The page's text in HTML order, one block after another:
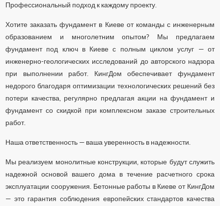
Профессиональный подход к каждому проекту.
Хотите заказать фундамент в Киеве от команды с инженерным
образованием и многолетним опытом? Мы предлагаем
фундамент под ключ в Киеве с полным циклом услуг — от
инженерно-геологических исследований до авторского надзора
при выполнении работ. КингДом обеспечивает фундамент
недорого благодаря оптимизации технологических решений без
потери качества, регулярно предлагая акции на фундамент и
фундамент со скидкой при комплексном заказе строительных
работ.
Наша ответственность — ваша уверенность в надежности.
Мы реализуем монолитные конструкции, которые будут служить
надежной основой вашего дома в течение расчетного срока
эксплуатации сооружения. Бетонные работы в Киеве от КингДом
— это гарантия соблюдения европейских стандартов качества